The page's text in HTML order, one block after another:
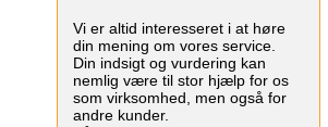
Vi er altid interesseret i at høre
din mening om vores service.
Din indsigt og vurdering kan
nemlig være til stor hjælp for os
som virksomhed, men også for
andre kunder.